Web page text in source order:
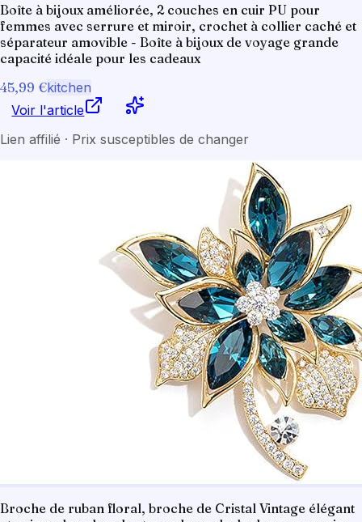
Boîte à bijoux améliorée, 2 couches en cuir PU pour
femmes avec serrure et miroir, crochet à collier caché et
séparateur amovible - Boîte à bijoux de voyage grande
capacité idéale pour les cadeaux
45,99 €kitchen
Voir l'article
Lien affilié · Prix susceptibles de changer
Broche de ruban floral, broche de Cristal Vintage élégant